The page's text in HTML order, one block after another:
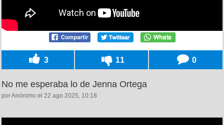
3 11 0
No me esperaba lo de Jenna Ortega
por Anónimo el 22 ago 2025, 10:18